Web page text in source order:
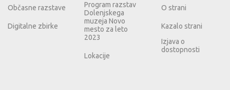
Občasne razstave
Digitalne zbirke
Program razstav
Dolenjskega
muzeja Novo
mesto za leto
2023
Lokacije
O strani
Kazalo strani
Izjava o
dostopnosti